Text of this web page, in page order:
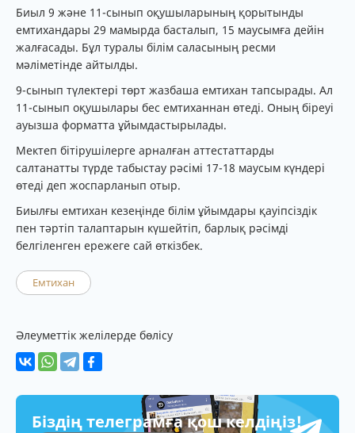
Биыл 9 және 11-сынып оқушыларының қорытынды
емтихандары 29 мамырда басталып, 15 маусымға дейін
жалғасады. Бұл туралы білім саласының ресми
мәліметінде айтылды.
9-сынып түлектері төрт жазбаша емтихан тапсырады. Ал
11-сынып оқушылары бес емтиханнан өтеді. Оның біреуі
ауызша форматта ұйымдастырылады.
Мектеп бітірушілерге арналған аттестаттарды
салтанатты түрде табыстау рәсімі 17-18 маусым күндері
өтеді деп жоспарланып отыр.
Биылғы емтихан кезеңінде білім ұйымдары қауіпсіздік
пен тәртіп талаптарын күшейтіп, барлық рәсімді
белгіленген ережеге сай өткізбек.
Емтихан
Әлеуметтік желілерде бөлісу
Біздің телеграмға қош келдіңіз!